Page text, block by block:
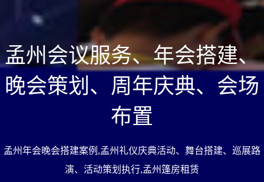
孟州会议服务、年会搭建、
晚会策划、周年庆典、会场
布置
孟州年会晚会搭建案例,孟州礼仪庆典活动、舞台搭建、巡展路
演、活动策划执行,孟州篷房租赁